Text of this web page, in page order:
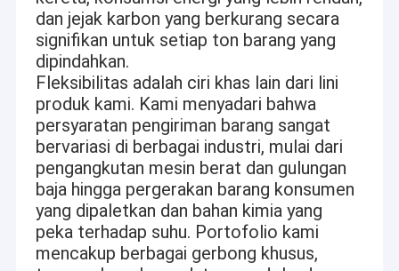
dan jejak karbon yang berkurang secara
signifikan untuk setiap ton barang yang
dipindahkan.
Fleksibilitas adalah ciri khas lain dari lini
produk kami. Kami menyadari bahwa
persyaratan pengiriman barang sangat
bervariasi di berbagai industri, mulai dari
pengangkutan mesin berat dan gulungan
baja hingga pergerakan barang konsumen
yang dipaletkan dan bahan kimia yang
peka terhadap suhu. Portofolio kami
mencakup berbagai gerbong khusus,